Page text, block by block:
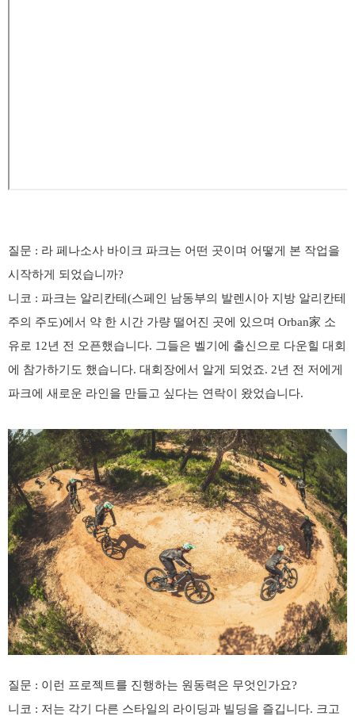
질문 : 라 페나소사 바이크 파크는 어떤 곳이며 어떻게 본 작업을
시작하게 되었습니까?
니코 : 파크는 알리칸테 (스페인 남동부의 발렌시아 지방 알리칸테
주의 주도)에서 약 한 시간 가량 떨어진 곳에 있으며 Orban家 소
유로 12년 전 오픈했습니다. 그들은 벨기에 출신으로 다운힐 대회
에 참가하기도 했습니다. 대회장에서 알게 되었죠. 2년 전 저에게
파크에 새로운 라인을 만들고 싶다는 연락이 왔었습니다.
질문 : 이런 프로젝트를 진행하는 원동력은 무엇인가요?
니코 : 저는 각기 다른 스타일의 라이딩과 빌딩을 즐깁니다. 크고